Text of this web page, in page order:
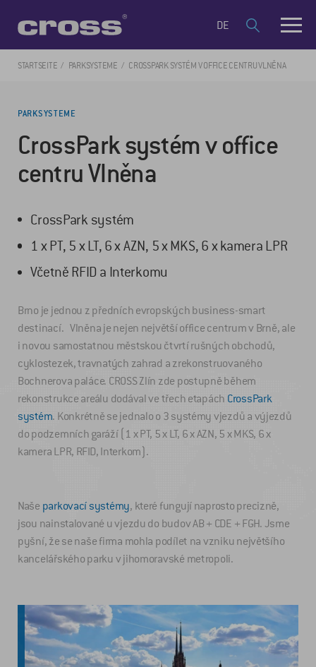
DE
STARTSEITE PARKSYSTEME CROSSPARK SYSTÉM V OFFICE CENTRU VLNĚNA
PARKSYSTEME
CrossPark systém v office
centru Vlněna
CrossPark systém
1 x PT, 5 x LT, 6 x AZN, 5 x MKS, 6 x kamera LPR
Včetně RFID a Interkomu
Brno je jednou z předních evropských business-smart
destinací. Vlněna je nejen největší office centrum v Brně, ale
i novou samostatnou městskou čtvrtí rušných obchodů,
cyklostezek, travnatých zahrad a zrekonstruovaného
Bochnerova paláce. CROSS Zlín zde postupně během
rekonstrukce areálu dodával ve třech etapách CrossPark
systém. Konkrétně se jednalo o 3 systémy vjezdů a výjezdů
do podzemních garáží (1 x PT, 5 x LT, 6 x AZN, 5 x MKS, 6 x
kamera LPR, RFID, Interkom).
Naše parkovací systémy, které fungují naprosto precizně,
jsou nainstalované u vjezdu do budov AB + CDE + FGH. Jsme
pyšní, že se naše firma mohla podílet na vzniku největšího
kancelářského parku v jihomoravské metropoli.